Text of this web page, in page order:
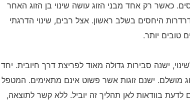
כאשר רק אחד מבני הזוג עושה שינוי בן הזוג האחר
היחסים בשלב ראשון. אצל רבים, שינוי הדרגתי
טובים יותר.
ישנה סבירות גדולה מאוד לפריצת דרך חיובית. יחד
מושלם. ישנם זוגות אשר פשוט אינם מתאימים. המטפל
לדעת בוודאות לאן תהליך זה יוביל. ללא קשר לתוצאה,